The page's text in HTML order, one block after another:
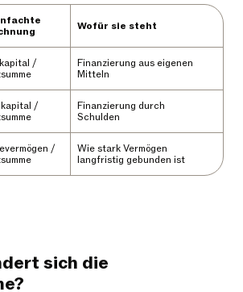
Wofür sie steht
/
Finanzierung aus eigenen
Mitteln
/
Finanzierung durch
Schulden
/
Wie stark Vermögen
langfristig gebunden ist
sich die